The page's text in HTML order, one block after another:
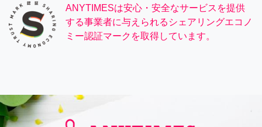
ANYTIMESは安心・安全なサービスを提供
する事業者に与えられるシェアリングエコノ
ミー認証マークを取得しています。